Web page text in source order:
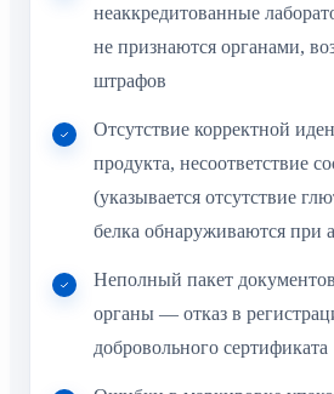
штрафов
Отсутствие корректной
продукта, несоответствие
(указывается отсутствие
белка обнаруживаются при
Неполный пакет
органы — отказ в
добровольного сертификата
Ошибки в маркировке
введению покупателей в